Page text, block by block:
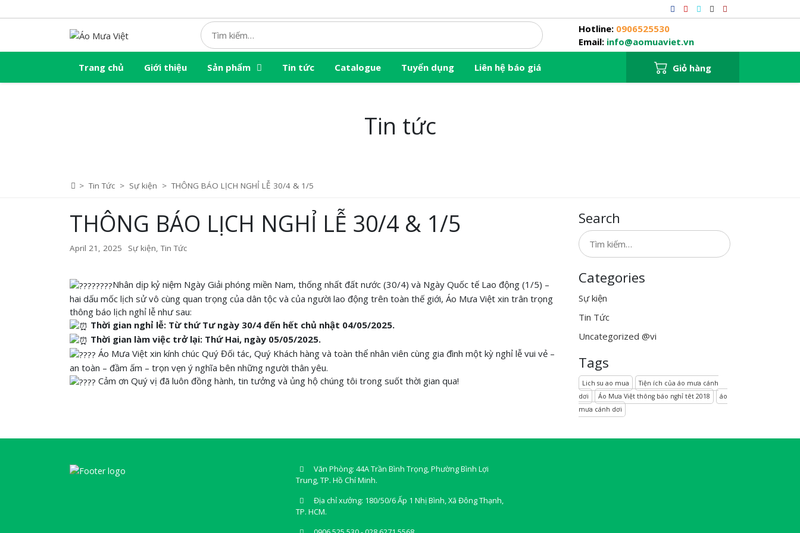
to
Hotline: 0906525530
Email: info@aomuaviet.vn
Trang chủ Giới thiệu Sản phẩm Tin tức Catalogue Tuyển dụng Liên hệ báo giá Giỏ hàng
Tin tức
> Tin Tức > Sự kiện > THÔNG BÁO LỊCH NGHỈ LỄ 30/4 & 1/5
THÔNG BÁO LỊCH NGHỈ LỄ 30/4 & 1/5
April 21, 2025 Sự kiện,Tin Tức
Nhân dịp kỷ niệm Ngày Giải phóng miền Nam, thống nhất đất nước (30/4) và Ngày Quốc tế Lao động (1/5) –
hai dấu mốc lịch sử vô cùng quan trọng của dân tộc và của người lao động trên toàn thế giới, Áo Mưa Việt xin trân trọng
thông báo lịch nghỉ lễ như sau:
Thời gian nghỉ lễ: Từ thứ Tư ngày 30/4 đến hết chủ nhật 04/05/2025.
Thời gian làm việc trở lại: Thứ Hai, ngày 05/05/2025.
Áo Mưa Việt xin kính chúc Quý Đối tác, Quý Khách hàng và toàn thể nhân viên cùng gia đình một kỳ nghỉ lễ vui vẻ –
an toàn – đầm ấm – trọn vẹn ý nghĩa bên những người thân yêu.
Cảm ơn Quý vị đã luôn đồng hành, tin tưởng và ủng hộ chúng tôi trong suốt thời gian qua!
Search
Categories
Sự kiện
Tin Tức
Uncategorized @vi
Tags
Lich su ao mua
Tiện ích của áo mưa cánh
dơi
Áo Mưa Việt thông báo nghỉ têt 2018
áo
mưa cánh dơi
Văn Phòng: 44A Trần Bình Trọng, Phường Bình Lợi
Trung, TP. Hồ Chí Minh.
Địa chỉ xưởng: 180/50/6 Ấp 1 Nhị Bình, Xã Đông Thạnh,
TP. HCM.